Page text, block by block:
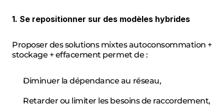
1. Se repositionner sur des modèles hybrides
Proposer des solutions mixtes autoconsommation +
stockage + effacement permet de :
Diminuer la dépendance au réseau,
Retarder ou limiter les besoins de raccordement,